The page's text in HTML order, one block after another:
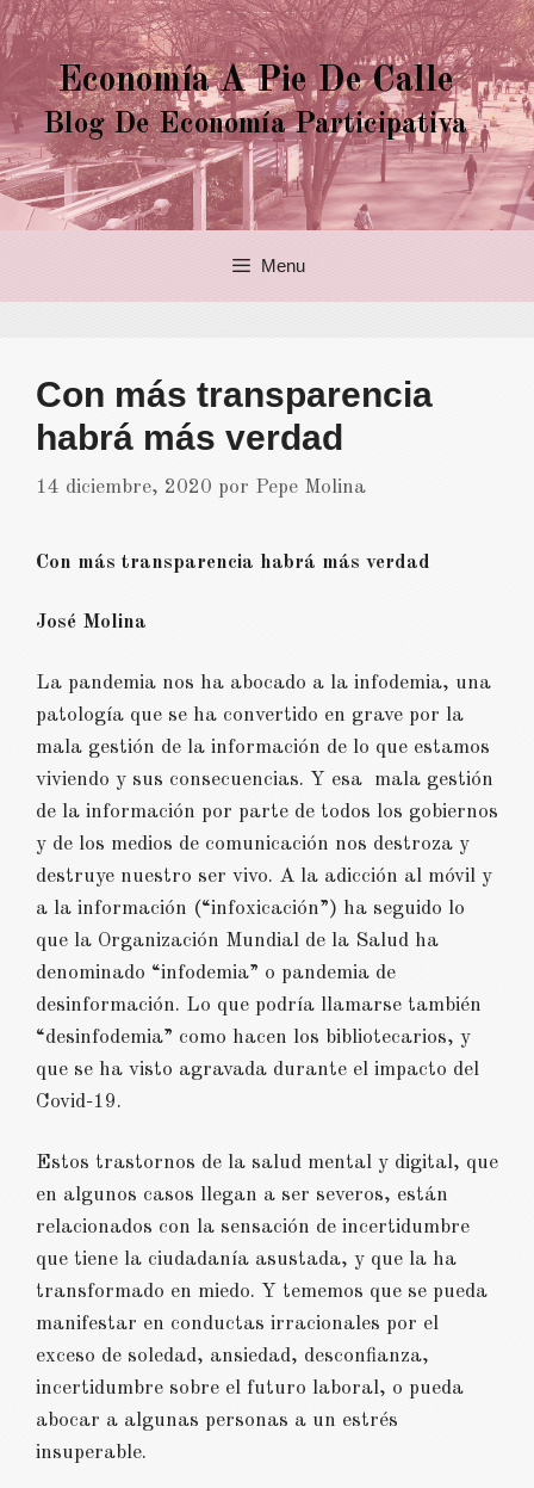
Saltar
al
contenidoEconomía A Pie De Calle
Blog De Economía Participativa
Menu
Con más transparencia
habrá más verdad
14 diciembre, 2020 por Pepe Molina
Con más transparencia habrá más verdad
José Molina
La pandemia nos ha abocado a la infodemia, una
patología que se ha convertido en grave por la
mala gestión de la información de lo que estamos
viviendo y sus consecuencias. Y esa mala gestión
de la información por parte de todos los gobiernos
y de los medios de comunicación nos destroza y
destruye nuestro ser vivo. A la adicción al móvil y
a la información (“infoxicación”) ha seguido lo
que la Organización Mundial de la Salud ha
denominado “infodemia” o pandemia de
desinformación. Lo que podría llamarse también
“desinfodemia” como hacen los bibliotecarios, y
que se ha visto agravada durante el impacto del
Covid-19.
Estos trastornos de la salud mental y digital, que
en algunos casos llegan a ser severos, están
relacionados con la sensación de incertidumbre
que tiene la ciudadanía asustada, y que la ha
transformado en miedo. Y tememos que se pueda
manifestar en conductas irracionales por el
exceso de soledad, ansiedad, desconfianza,
incertidumbre sobre el futuro laboral, o pueda
abocar a algunas personas a un estrés
insuperable.